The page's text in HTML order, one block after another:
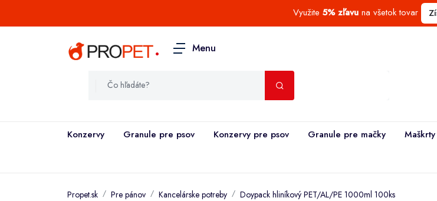
Využite 5% zľavu na všetok tovar
. Menu
Konzervy Granule pre psov Konzervy pre psov Granule pre mačky
Propet.sk Pre pánov Kancelárske potreby Doypack hliníkový PET/AL/PE 1000ml 100ks